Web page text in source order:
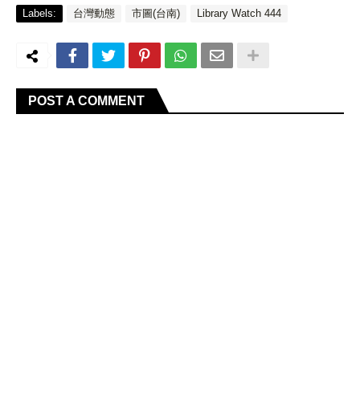
Labels: 台灣動態 市圖(台南) Library Watch 444
POST A COMMENT